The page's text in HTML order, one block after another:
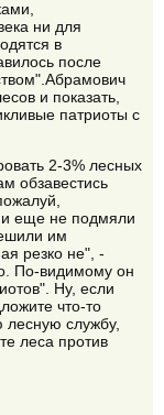
ни для
в
после
и показать,
патриоты с
2-3% лесных
обзавестись
еще не подмяли
им
резко не", -
По-видимому он
Ну, если
что-то
службу,
леса против